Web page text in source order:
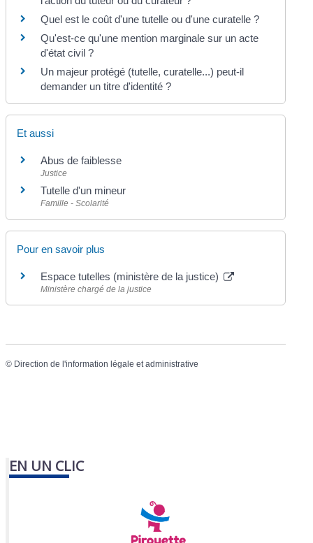
Quel est le coût d'une tutelle ou d'une curatelle ?
Qu'est-ce qu'une mention marginale sur un acte
d'état civil ?
Un majeur protégé (tutelle, curatelle...) peut-il
demander un titre d'identité ?
Et aussi
Abus de faiblesse
Justice
Tutelle d'un mineur
Famille - Scolarité
Pour en savoir plus
Espace tutelles (ministère de la justice)
Ministère chargé de la justice
© Direction de l'information légale et administrative
EN UN CLIC